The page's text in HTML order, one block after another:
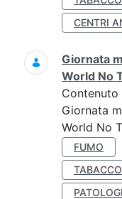
CENTRI
Giornata
World No
Contenuto
Giornata
World No
FUMO
TABACCO